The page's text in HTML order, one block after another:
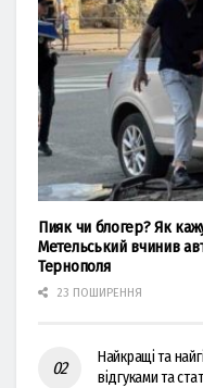
Пияк чи блогер? Як
Метельський вчинив
Тернополя
23 ПОШИРЕННЯ
Найкращі та
відгуками та